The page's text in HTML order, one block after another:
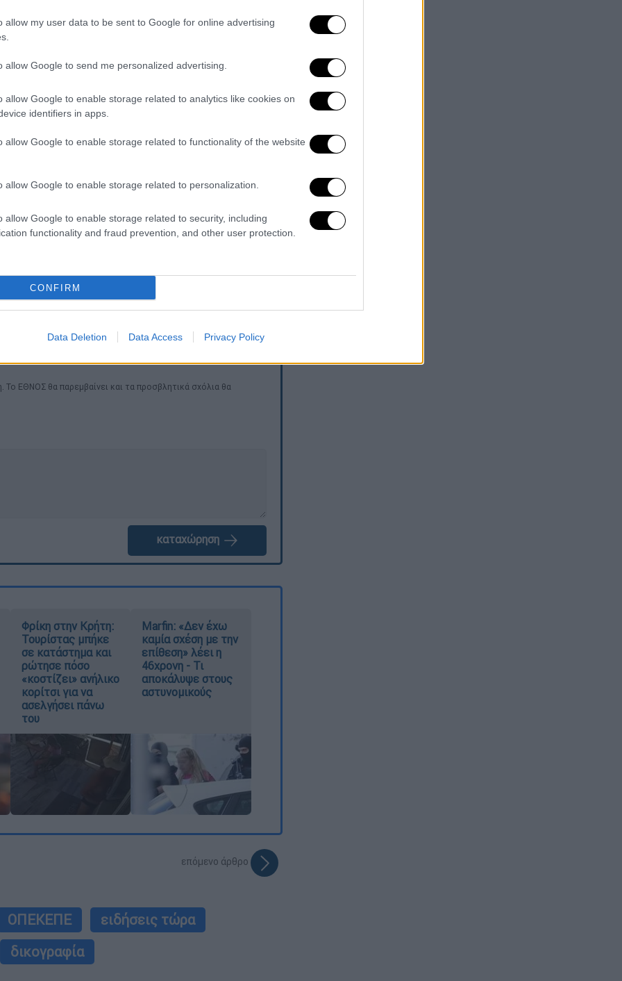
allow my user data to be sent to Google for online advertising
allow Google to send me personalized advertising.
allow Google to enable storage related to analytics like cookies on
identifiers in apps.
allow Google to enable storage related to functionality of the website
allow Google to enable storage related to personalization.
allow Google to enable storage related to security, including
functionality and fraud prevention, and other user protection.
CONFIRM
Data Deletion Data Access Privacy Policy
πρώην επικεφαλής του
πρώην επικεφαλής του ΟΠΕΚΕΠΕ, ο
της παράβασης καθήκοντος, δίχως
επαρκείς ενδείξειςγια την τέλεση
Αθηνών η οποίακαλείται να
Πρωτοδικών για αρχειοθέτηση της
για το συγκεκριμένο σκέλος που
για έρευνα από την Εισαγγελία
Εισαγγελία, καθότι το
καθήκοντοςδεν περιλαμβάνεται στις
να ερευνηθεί από αυτή.
ΕΘΝΟΣ θα παρεμβαίνει και τα προσβλητικά σχόλια θα
καταχώρηση
Φρίκη στην Κρήτη:
Τουρίστας μπήκε
σε κατάστημα και
ρώτησε πόσο
«κοστίζει» ανήλικο
κορίτσι για να
ασελγήσει πάνω
του
Marfin: «Δεν έχω
καμία σχέση με την
επίθεση» λέει η
46χρονη - Τι
αποκάλυψε στους
αστυνομικούς
επόμενο άρθρο
ΟΠΕΚΕΠΕ
ειδήσεις τώρα
δικογραφία